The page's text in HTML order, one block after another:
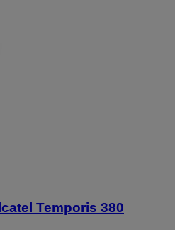
Temporis 380